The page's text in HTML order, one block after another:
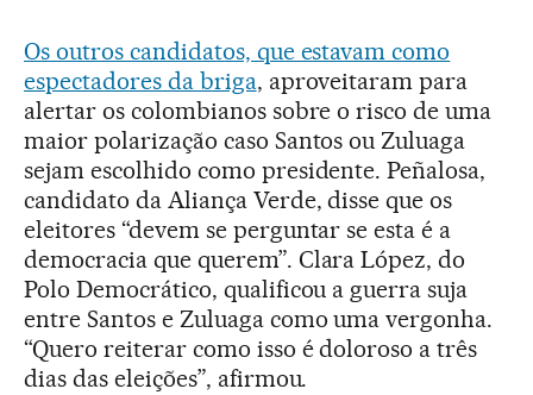
Os outros candidatos, que estavam como
espectadores da briga, aproveitaram para
alertar os colombianos sobre o risco de uma
maior polarização caso Santos ou Zuluaga
sejam escolhido como presidente. Peñalosa,
candidato da Aliança Verde, disse que os
eleitores “devem se perguntar se esta é a
democracia que querem”. Clara López, do
Polo Democrático, qualificou a guerra suja
entre Santos e Zuluaga como uma vergonha.
“Quero reiterar como isso é doloroso a três
dias das eleições”, afirmou.